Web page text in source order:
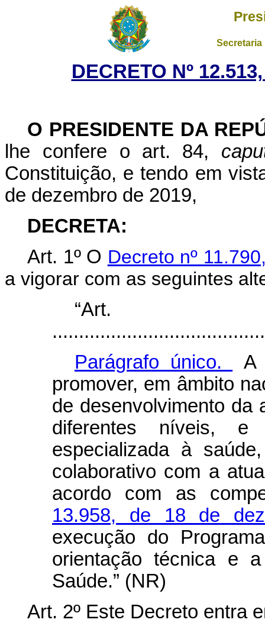
DECRETO Nº
O PRESIDENTE DA
lhe confere o art. 84,
Constituição, e tendo em
de dezembro de 2019,
DECRETA:
Art. 1º O Decreto nº
a vigorar com as seguintes
Parágrafo único.
A
promover, em âmbito
de desenvolvimento da
diferentes níveis,
especializada à
colaborativo com a
acordo com as
13.958, de 18 de
execução do
orientação técnica e
Saúde.” (NR)
Art. 2º Este Decreto entra